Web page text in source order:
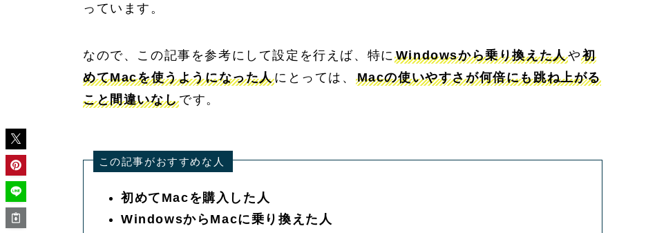
っています。
なので、この記事を参考にして設定を行えば、特に Windowsから乗り換えた人や初
めてMacを使うようになった人にとっては、 Macの使いやすさが何倍にも跳ね上がる
こと間違いなしです。
この記事がおすすめな人
初めてMacを購入した人
WindowsからMacに乗り換えた人